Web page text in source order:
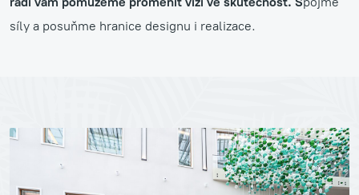
síly a posuňme hranice designu i realizace.